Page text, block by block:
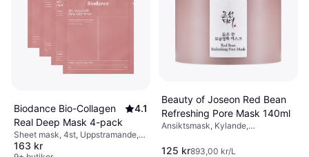
Biodance Bio-Collagen
Real Deep Mask 4-pack
4.1
Sheet mask, 4st, Uppstramande,
Återfuktande, Lyster, Anti-blemish,
163 kr
Beauty of Joseon Red Bean
Refreshing Pore Mask 140ml
Ansiktsmask, Kylande,
Utslätande, Lyster,
125 kr893,00 kr/L